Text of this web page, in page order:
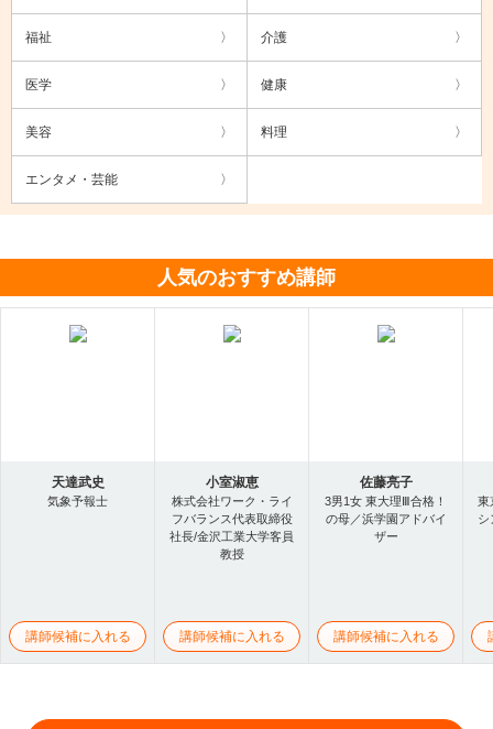
福祉 介護
医学 健康
美容 料理
エンタメ・芸能
人気のおすすめ講師
天達武史
気象予報士
講師候補に入れる
小室淑恵
株式会社ワーク・ライ
フバランス代表取締役
社長/金沢工業大学客員
教授
講師候補に入れる
佐藤亮子
3男1女 東大理Ⅲ合格！
の母／浜学園アドバイ
ザー
講師候補に入れる
東
シ